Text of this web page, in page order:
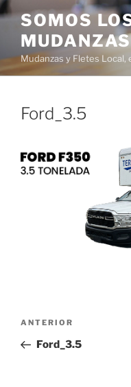
Ir
contenido
SOMOS
MUDANZAS
Mudanzas y Fletes
Ford_3.5
Navegación
entradas
Entrada
anterior:
ANTERIOR
Ford_3.5